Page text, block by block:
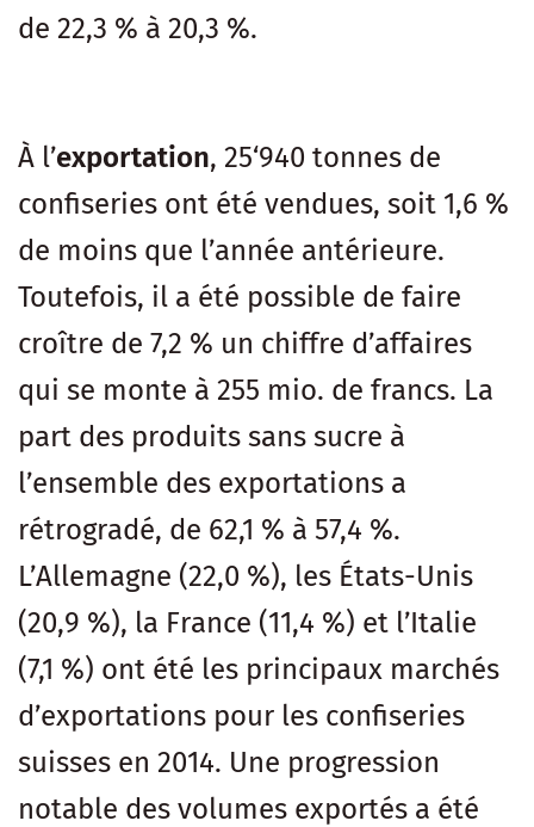
de 22,3 % à 20,3 %.
À l’exportation, 25‘940 tonnes de
confiseries ont été vendues, soit 1,6 %
de moins que l’année antérieure.
Toutefois, il a été possible de faire
croître de 7,2 % un chiffre d’affaires
qui se monte à 255 mio. de francs. La
part des produits sans sucre à
l’ensemble des exportations a
rétrogradé, de 62,1 % à 57,4 %.
L’Allemagne (22,0 %), les États-Unis
(20,9 %), la France (11,4 %) et l’Italie
(7,1 %) ont été les principaux marchés
d’exportations pour les confiseries
suisses en 2014. Une progression
notable des volumes exportés a été